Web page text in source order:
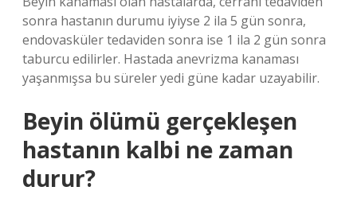
sonra hastanın durumu iyiyse 2 ila 5 gün sonra,
endovasküler tedaviden sonra ise 1 ila 2 gün sonra
taburcu edilirler. Hastada anevrizma kanaması
yaşanmışsa bu süreler yedi güne kadar uzayabilir.
Beyin ölümü gerçekleşen
hastanın kalbi ne zaman
durur?